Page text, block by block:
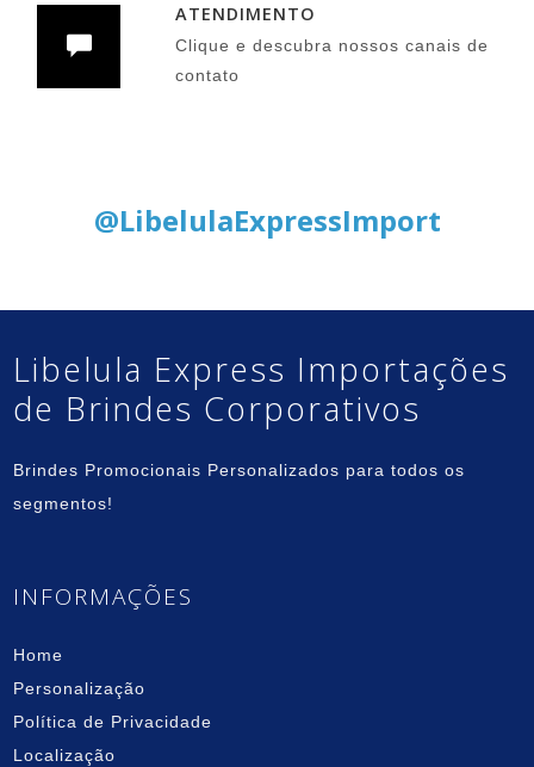
ATENDIMENTO
Clique e descubra nossos canais de
contato
@LibelulaExpressImport
Libelula Express Importações
de Brindes Corporativos
Brindes Promocionais Personalizados para todos os
segmentos!
INFORMAÇÕES
Home
Personalização
Política de Privacidade
Localização